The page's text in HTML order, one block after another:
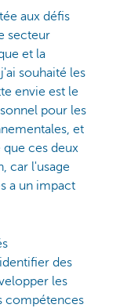
aux défis
secteur
et la
souhaité les
envie est le
pour les
et
que ces deux
car l'usage
a un impact
des
les
compétences